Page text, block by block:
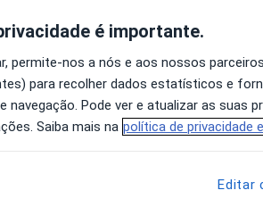
Odontopediatria, Dentisteria
Estética Orofacial, Endodontia.
Periodontite
Doenças Periodontais
detalhes
é importante.
permite-nos a nós e aos nossos
para recolher dados estatísticos e
navegação. Pode ver e atualizar as suas
Saiba mais na política de privacidade
Editar